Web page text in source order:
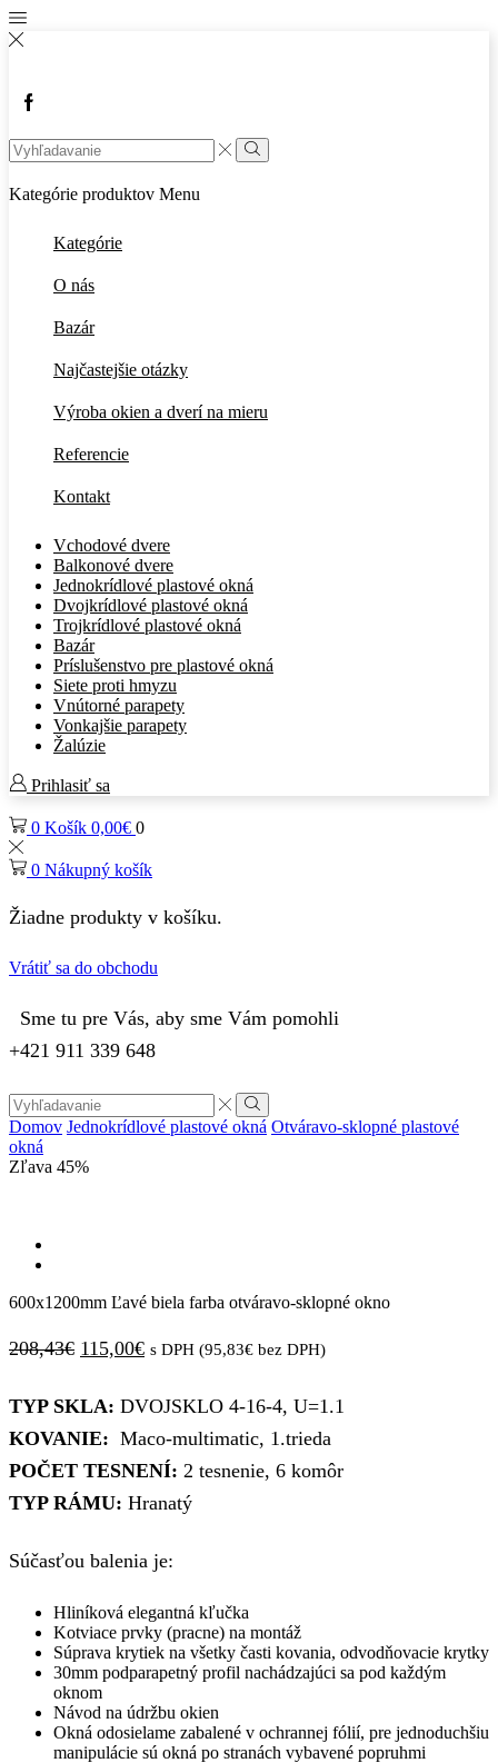
Facebook
Search
input
Vyhľadávanie
Kategórie produktov Menu
Kategórie
O nás
Bazár
Najčastejšie otázky
Výroba okien a dverí na mieru
Referencie
Kontakt
Vchodové dvere
Balkonové dvere
Jednokrídlové plastové okná
Dvojkrídlové plastové okná
Trojkrídlové plastové okná
Bazár
Príslušenstvo pre plastové okná
Siete proti hmyzu
Vnútorné parapety
Vonkajšie parapety
Žalúzie
Prihlasiť sa
0 Košík 0,00€ 0
0 Nákupný košík
Žiadne produkty v košíku.
Vrátiť sa do obchodu
Sme tu pre Vás, aby sme Vám pomohli
+421 911 339 648
Search
input
Vyhľadávanie
Domov Jednokrídlové plastové okná Otváravo-sklopné plastové
okná
Zľava 45%
600x1200mm Ľavé biela farba otváravo-sklopné okno
208,43€ Pôvodná
bola:
208,43€.
115,00€Aktuálna
je:
115,00€.
s DPH (95,83€ bez DPH)
TYP SKLA: DVOJSKLO 4-16-4, U=1.1
KOVANIE: Maco-multimatic, 1.trieda
POČET TESNENÍ: 2 tesnenie, 6 komôr
TYP RÁMU: Hranatý
Súčasťou balenia je:
Hliníková elegantná kľučka
Kotviace prvky (pracne) na montáž
Súprava krytiek na všetky časti kovania, odvodňovacie krytky
30mm podparapetný profil nachádzajúci sa pod každým
oknom
Návod na údržbu okien
Okná odosielame zabalené v ochrannej fólií, pre jednoduchšiu
manipulácie sú okná po stranách vybavené popruhmi